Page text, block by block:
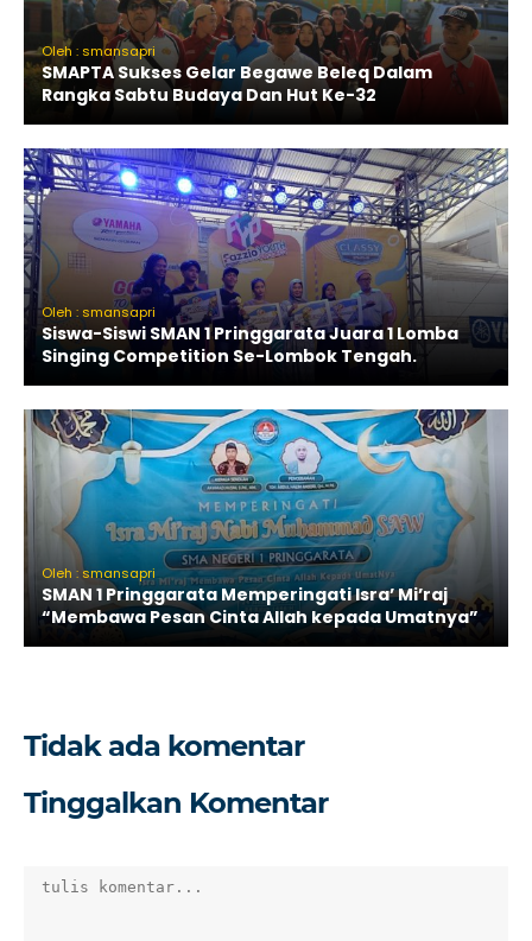
Oleh : smansapri
SMAPTA Sukses Gelar Begawe Beleq Dalam
Rangka Sabtu Budaya Dan Hut Ke-32
Oleh : smansapri
Siswa-Siswi SMAN 1 Pringgarata Juara 1 Lomba
Singing Competition Se-Lombok Tengah.
Oleh : smansapri
SMAN 1 Pringgarata Memperingati Isra’ Mi’raj
“Membawa Pesan Cinta Allah kepada Umatnya”
Tidak ada komentar
Tinggalkan Komentar